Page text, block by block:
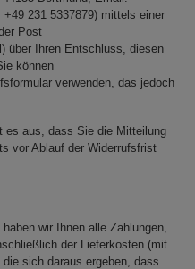
231 5337879) mittels einer
Post
über Ihren Entschluss, diesen
können
verwenden, das jedoch
es aus, dass Sie die Mitteilung
vor Ablauf der Widerrufsfrist
wir Ihnen alle Zahlungen,
der Lieferkosten (mit
sich daraus ergeben, dass